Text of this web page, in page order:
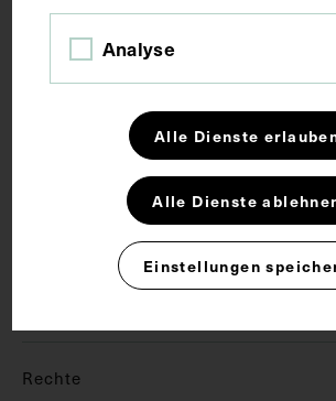
Kurzbeschreibung
Fotograf:in unbekannt. Die
von Paul Grabwinkler, die Texte von
Schlagwörter
Chirurgie Fotoalbum
Rechte
Analyse
Alle Dienste
Alle Dienste
Einstellungen